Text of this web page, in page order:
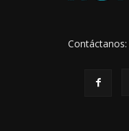
Contáctanos: